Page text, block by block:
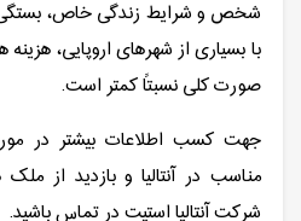
شخص و شرایط زندگی خاص، بستگی
با بسیاری از شهرهای اروپایی، هزینه
صورت کلی نسبتاً کمتر است.
جهت کسب اطلاعات بیشتر در
مناسب در آنتالیا و بازدید از
شرکت آنتالیا استیت در تماس باشید.